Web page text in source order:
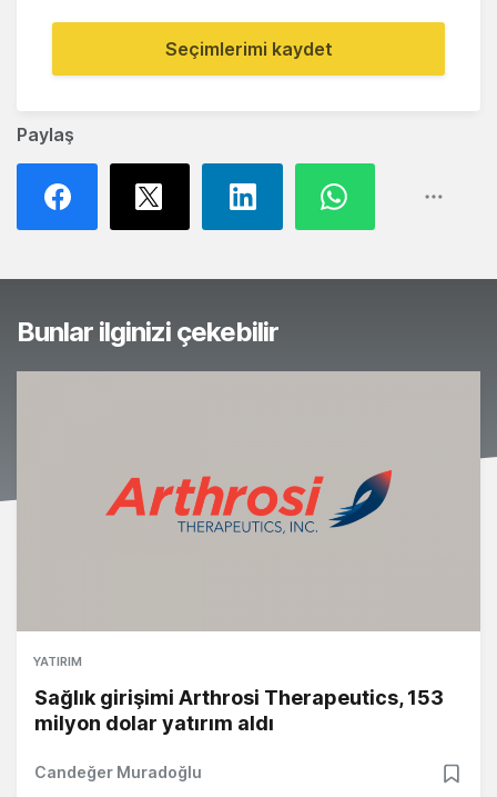
Paylaş
Seçimlerimi kaydet
Bunlar ilginizi çekebilir
YATIRIM
Sağlık girişimi Arthrosi Therapeutics, 153
milyon dolar yatırım aldı
Candeğer Muradoğlu